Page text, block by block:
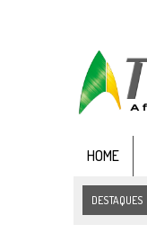
HOME
DESTAQUES